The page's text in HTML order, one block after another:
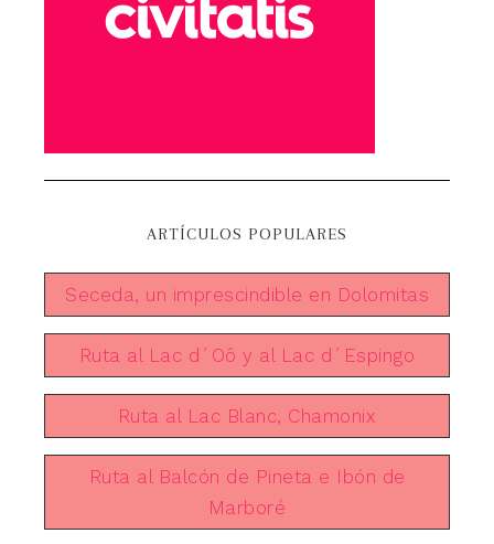
ARTÍCULOS POPULARES
Seceda, un imprescindible en Dolomitas
Ruta al Lac d´Oô y al Lac d´Espingo
Ruta al Lac Blanc, Chamonix
Ruta al Balcón de Pineta e Ibón de
Marboré